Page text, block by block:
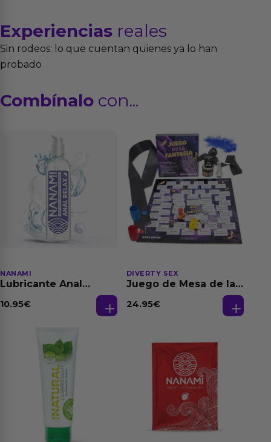
Experiencias reales
Sin rodeos: lo que cuentan quienes ya lo han
probado
Combínalo con...
NANAMI
Lubricante Anal
Dilatación Base Agua
10.95€
DIVERTY SEX
Juego de Mesa de las
24.95€